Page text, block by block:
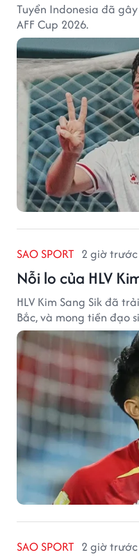
Tuyển Indonesia đã
AFF Cup 2026.
SAO SPORT 2 giờ trước
Nỗi lo của HLV
HLV Kim Sang Sik đã
Bắc, và mong tiền đạo
SAO SPORT 2 giờ trước